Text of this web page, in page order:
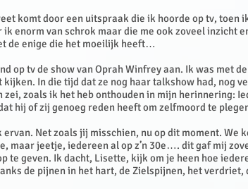
komt door een uitspraak die ik hoorde op tv, toen
enorm van schrok maar die me ook zoveel inzicht
de enige die het moeilijk heeft…
op tv de show van Oprah Winfrey aan. Ik was met
kijken. In die tijd dat ze nog haar talkshow had, nog
zoals ik het heb onthouden in mijn herinnering:
hij of zij genoeg reden heeft om zelfmoord te
ervan. Net zoals jij misschien, nu op dit moment. We
maar jeetje, iedereen al op z’n 30e…. dit gaf mij
te geven. Ik dacht, Lisette, kijk om je heen hoe
de pijnen in het hart, de Zielspijnen, het verdriet,